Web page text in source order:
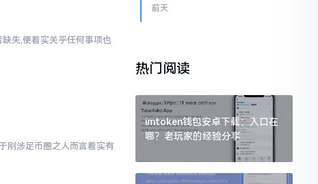
失,便着实关乎任何事项也
刚涉足币圈之人而言着实有
前天
热门阅读
imtoken钱包安卓下载：入口在
哪？老玩家的经验分享